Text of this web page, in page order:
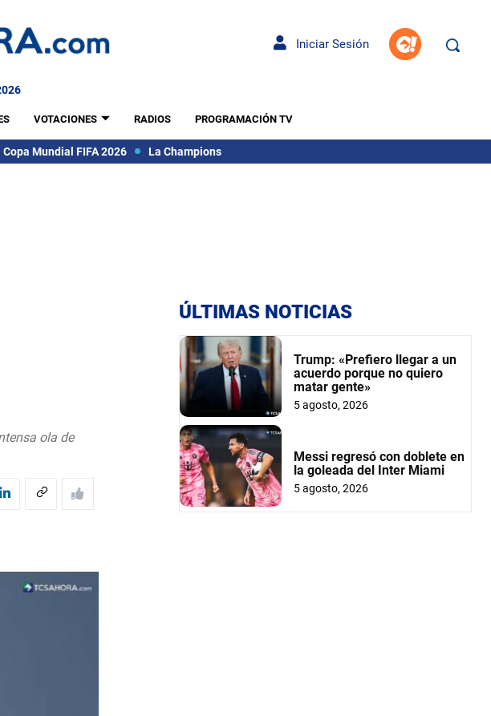
Iniciar Sesión
VOTACIONES RADIOS PROGRAMACIÓN TV
Copa Mundial FIFA 2026 La Champions
ola de
ÚLTIMAS NOTICIAS
Trump: «Prefiero llegar a un
acuerdo porque no quiero
matar gente»
5 agosto, 2026
Messi regresó con doblete en
la goleada del Inter Miami
5 agosto, 2026